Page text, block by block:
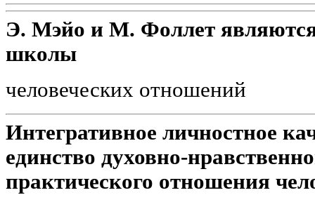
Э. Мэйо и М. Фоллет
школы
человеческих отношений
Интегративное личностное
единство духовно-
практического отношения